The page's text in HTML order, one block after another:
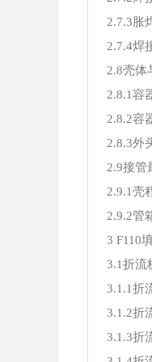
2.7.3胀
2.7.4焊
2.8壳体
2.8.1容
2.8.2容
2.8.3外
2.9接管
2.9.1壳
2.9.2管
3 F110
3.1折流
3.1.1折
3.1.2折
3.1.3折